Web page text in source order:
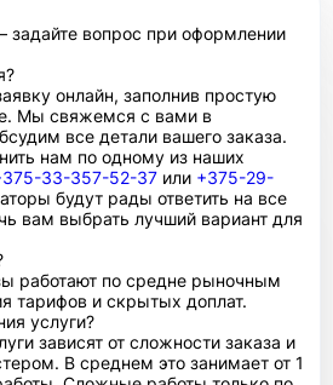
задайте вопрос при оформлении
онлайн, заполнив простую
Мы свяжемся с вами в
все детали вашего заказа.
нам по одному из наших
33-357-52-37 или +375-29-
будут рады ответить на все
вам выбрать лучший вариант для
работают по средне рыночным
тарифов и скрытых доплат.
услуги?
зависят от сложности заказа и
В среднем это занимает от 1